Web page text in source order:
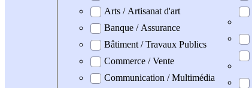
Arts / Artisanat d'art
Banque / Assurance
Bâtiment / Travaux Publics
Commerce / Vente
Communication / Multimédia